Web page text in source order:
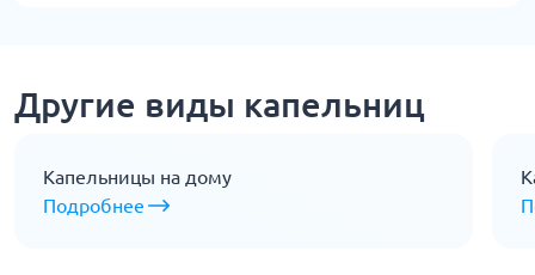
Другие виды капельниц
Капельницы на дому
Подробнее